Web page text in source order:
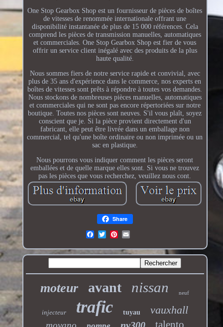
One Stop Gearbox Shop est un fournisseur de pièces de boîtes
de vitesses de renommée internationale offrant une
disponibilité instantanée de plus de 15 000 références. Cela
comprend les pièces de transmission manuelles, automatiques
et commerciales. One Stop Gearbox Shop est fier de vous
offrir un service client inégalé avec des produits de la plus
haute qualité.
Nous sommes fiers de notre service rapide et convivial, avec
plus de 35 ans d'expérience dans le commerce, nos experts en
boîtes de vitesses sont prêts à répondre à toutes vos demandes.
Nous stockons de nombreuses pièces manuelles, automatiques
et commerciales qui ne sont pas encore répertoriées sur notre
boutique. Toutes nos pièces sont neuves. S'il vous plaît, soyez
conscient que je. Si la pièce provient directement d'un
fabricant, elle peut être livrée dans un emballage non
commercial, tel qu'une boîte ordinaire ou non imprimée ou un
sac en plastique.
Nous pourrons vous indiquer comment les pièces seront
emballées et de quelle marque elles sont. Si vous ne trouvez
pas les pièces que vous recherchez, veuillez nous cont.
Share
moteur avant nissan neuf
injecteur trafic tuyau vauxhall
talento